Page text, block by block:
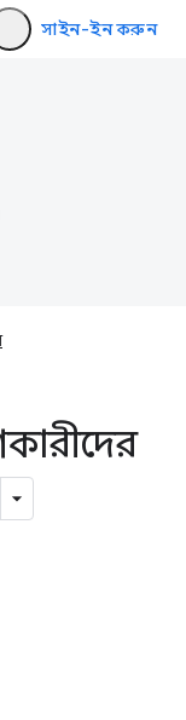
সাইন-ইন করুন